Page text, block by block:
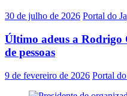
30 de julho de 2026 Portal do
Último adeus a Rodrigo
de pessoas
9 de fevereiro de 2026 Portal